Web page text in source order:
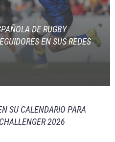
DE RUGBY
EN SUS REDES
SU CALENDARIO PARA
2026